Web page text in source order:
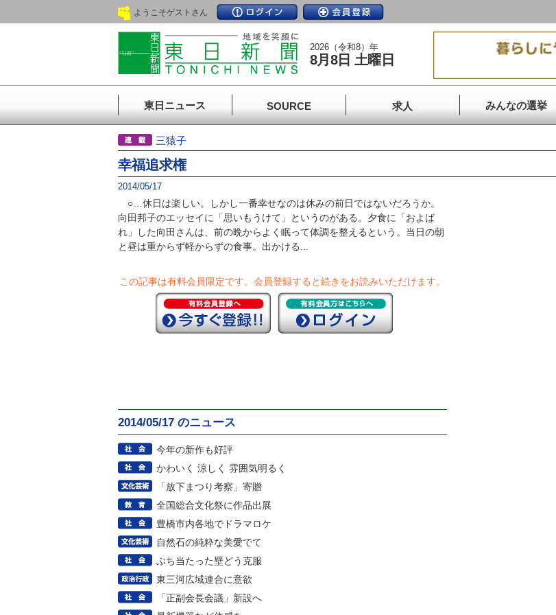
ようこそゲストさん
2026（令和8）年
8月8日 土曜日
東日ニュース SOURCE 求人 みんなの選挙
三猿子
幸福追求権
2014/05/17
○…休日は楽しい。しかし一番幸せなのは休みの前日ではないだろうか。
向田邦子のエッセイに「思いもうけて」というのがある。夕食に「およば
れ」した向田さんは、前の晩からよく眠って体調を整えるという。当日の朝
と昼は重からず軽からずの食事。出かける...
この記事は有料会員限定です。 会員登録すると続きをお読みいただけます。
2014/05/17 のニュース
今年の新作も好評
かわいく 涼しく 雰囲気明るく
「放下まつり考察」寄贈
全国総合文化祭に作品出展
豊橋市内各地でドラマロケ
自然石の純粋な美愛でて
ぶち当たった壁どう克服
東三河広域連合に意欲
「正副会長会議」新設へ